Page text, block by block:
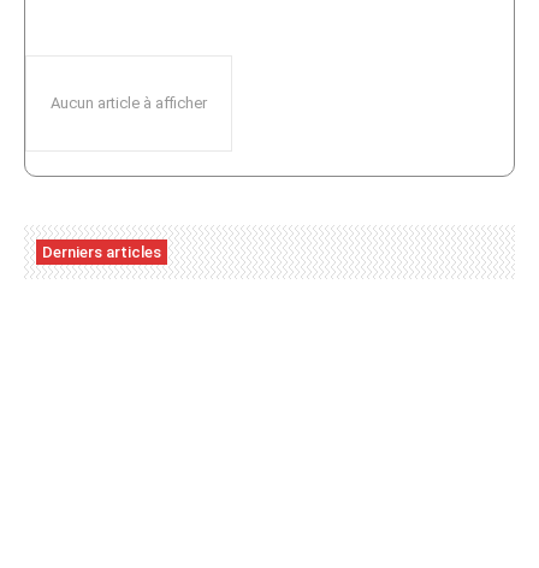
Aucun article à afficher
Derniers articles